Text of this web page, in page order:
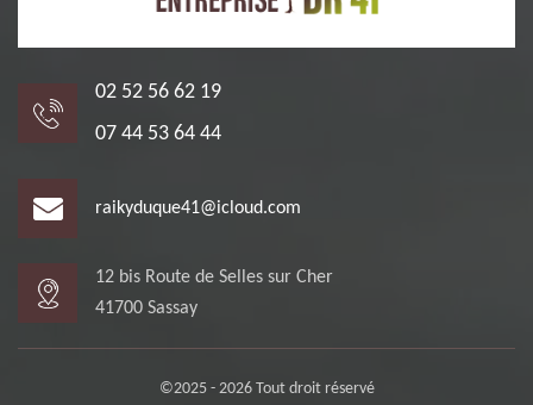
02 52 56 62 19
07 44 53 64 44
raikyduque41@icloud.com
12 bis Route de Selles sur Cher
41700 Sassay
©2025 - 2026 Tout droit réservé